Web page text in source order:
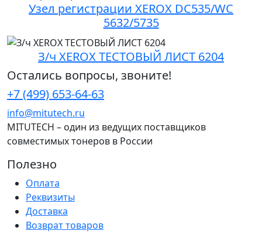
Узел регистрации XEROX DC535/WC
5632/5735
З/ч XEROX ТЕСТОВЫЙ ЛИСТ 6204
Остались вопросы, звоните!
+7 (499) 653-64-63
info@mitutech.ru
MITUTECH – один из ведущих поставщиков
совместимых тонеров в России
Полезно
Оплата
Реквизиты
Доставка
Возврат товаров